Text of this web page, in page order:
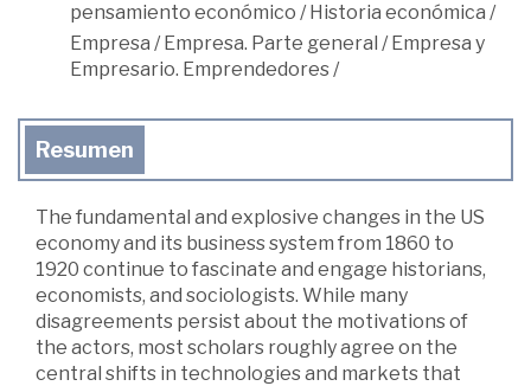
pensamiento económico /Historia económica /
Empresa /Empresa. Parte general /Empresa y
Empresario. Emprendedores/
Resumen
The fundamental and explosive changes in the US
economy and its business system from 1860 to
1920 continue to fascinate and engage historians,
economists, and sociologists. While many
disagreements persist about the motivations of
the actors, most scholars roughly agree on the
central shifts in technologies and markets that